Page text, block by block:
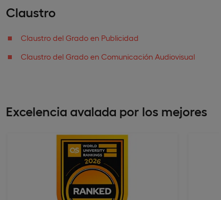
Claustro
Claustro del Grado en Publicidad
Claustro del Grado en Comunicación Audiovisual
Excelencia avalada por los mejores